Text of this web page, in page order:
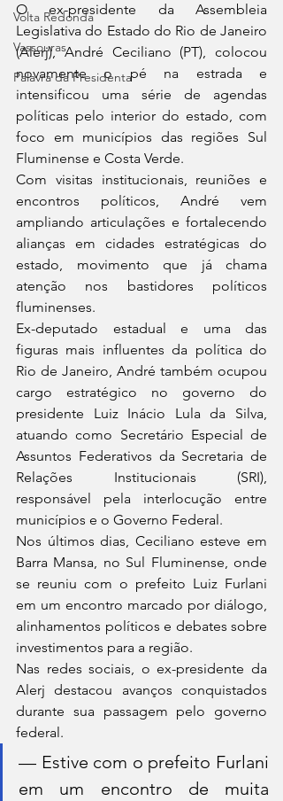
Volta Redonda
Vassouras
Palavra da Presidenta
O ex-presidente da Assembleia
Legislativa do Estado do Rio de Janeiro
(Alerj), André Ceciliano (PT), colocou
novamente o pé na estrada e
intensificou uma série de agendas
políticas pelo interior do estado, com
foco em municípios das regiões Sul
Fluminense e Costa Verde.
Com visitas institucionais, reuniões e
encontros políticos, André vem
ampliando articulações e fortalecendo
alianças em cidades estratégicas do
estado, movimento que já chama
atenção nos bastidores políticos
fluminenses.
Ex-deputado estadual e uma das
figuras mais influentes da política do
Rio de Janeiro, André também ocupou
cargo estratégico no governo do
presidente Luiz Inácio Lula da Silva,
atuando como Secretário Especial de
Assuntos Federativos da Secretaria de
Relações Institucionais (SRI),
responsável pela interlocução entre
municípios e o Governo Federal.
Nos últimos dias, Ceciliano esteve em
Barra Mansa, no Sul Fluminense, onde
se reuniu com o prefeito Luiz Furlani
em um encontro marcado por diálogo,
alinhamentos políticos e debates sobre
investimentos para a região.
Nas redes sociais, o ex-presidente da
Alerj destacou avanços conquistados
durante sua passagem pelo governo
federal.
— Estive com o prefeito Furlani
em um encontro de muita